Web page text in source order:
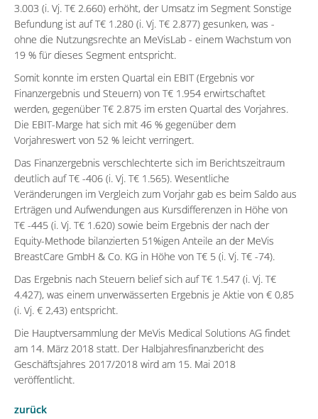
3.003 (i. Vj. T€ 2.660) erhöht, der Umsatz im Segment Sonstige
Befundung ist auf T€ 1.280 (i. Vj. T€ 2.877) gesunken, was -
ohne die Nutzungsrechte an MeVisLab - einem Wachstum von
19 % für dieses Segment entspricht.
Somit konnte im ersten Quartal ein EBIT (Ergebnis vor
Finanzergebnis und Steuern) von T€ 1.954 erwirtschaftet
werden, gegenüber T€ 2.875 im ersten Quartal des Vorjahres.
Die EBIT-Marge hat sich mit 46 % gegenüber dem
Vorjahreswert von 52 % leicht verringert.
Das Finanzergebnis verschlechterte sich im Berichtszeitraum
deutlich auf T€ -406 (i. Vj. T€ 1.565). Wesentliche
Veränderungen im Vergleich zum Vorjahr gab es beim Saldo aus
Erträgen und Aufwendungen aus Kursdifferenzen in Höhe von
T€ -445 (i. Vj. T€ 1.620) sowie beim Ergebnis der nach der
Equity-Methode bilanzierten 51%igen Anteile an der MeVis
BreastCare GmbH & Co. KG in Höhe von T€ 5 (i. Vj. T€ -74).
Das Ergebnis nach Steuern belief sich auf T€ 1.547 (i. Vj. T€
4.427), was einem unverwässerten Ergebnis je Aktie von € 0,85
(i. Vj. € 2,43) entspricht.
Die Hauptversammlung der MeVis Medical Solutions AG findet
am 14. März 2018 statt. Der Halbjahresfinanzbericht des
Geschäftsjahres 2017/2018 wird am 15. Mai 2018
veröffentlicht.
zurück